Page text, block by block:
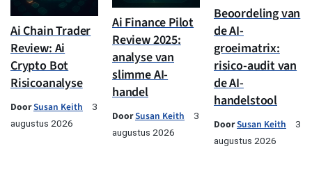
Ai Chain Trader
Review: Ai
Crypto Bot
Risicoanalyse
DoorSusan Keith
3
augustus 2026
Ai Finance Pilot
Review 2025:
analyse van
slimme AI-
handel
DoorSusan Keith
3
augustus 2026
Beoordeling van
de AI-
groeimatrix:
risico-audit van
de AI-
handelstool
DoorSusan Keith
3
augustus 2026